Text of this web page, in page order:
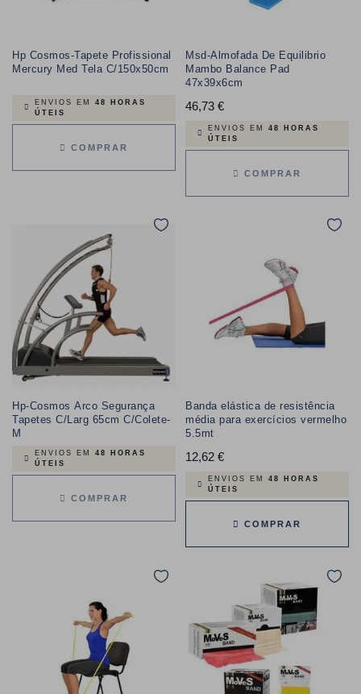
Hp Cosmos-Tapete Profissional
Mercury Med Tela C/150x50cm
ENVIOS EM 48 HORAS
ÚTEIS
COMPRAR
Msd-Almofada De Equilibrio
Mambo Balance Pad
47x39x6cm
46,73 €Preço
ENVIOS EM 48 HORAS
ÚTEIS
COMPRAR
Hp-Cosmos Arco Segurança
Tapetes C/Larg 65cm C/Colete-
M
ENVIOS EM 48 HORAS
ÚTEIS
COMPRAR
Banda elástica de resistência
média para exercícios vermelho
5.5mt
12,62 €Preço
ENVIOS EM 48 HORAS
ÚTEIS
COMPRAR